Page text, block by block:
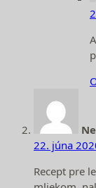
22. júna
Recept pre